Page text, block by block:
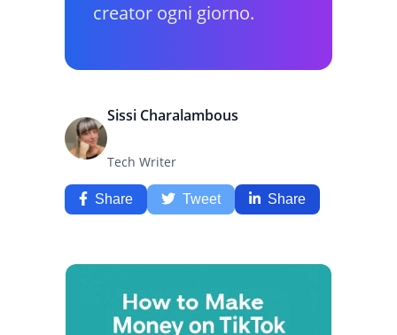
creator ogni giorno.
Sissi Charalambous
Tech Writer
Share Tweet Share